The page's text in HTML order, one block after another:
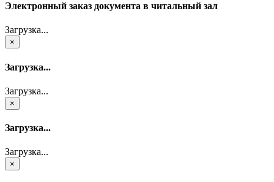
Электронный заказ документа в читальный зал
Загрузка...
×
Загрузка...
Загрузка...
×
Загрузка...
Загрузка...
×